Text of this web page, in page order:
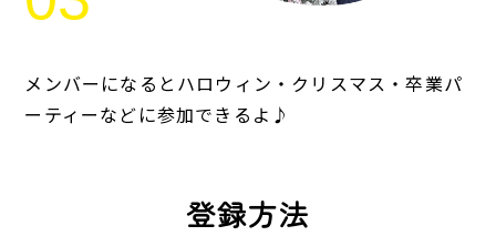
メンバーになるとハロウィン・クリスマス・卒業パ
ーティーなどに参加できるよ♪
登録方法